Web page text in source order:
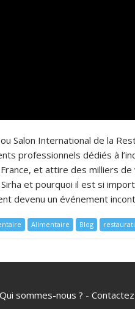
Salon International de la
professionnels dédiés à
et attire des milliers
Sirha et pourquoi il est si
devenu un événement
Alimentaire Blog
Qui sommes-nous ? -